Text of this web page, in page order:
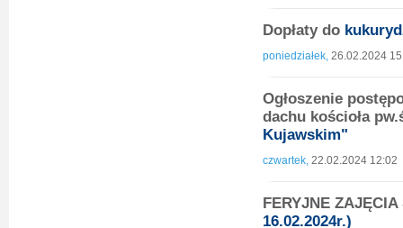
Dopłaty do
poniedziałek, 26.02.2024
Ogłoszenie
dachu kościoła
Kujawskim"
czwartek, 22.02.2024 12:02
FERYJNE
16.02.2024r.)